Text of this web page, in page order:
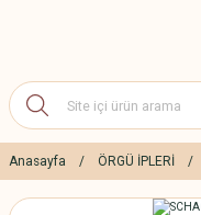
Anasayfa ÖRGÜ İPLERİ